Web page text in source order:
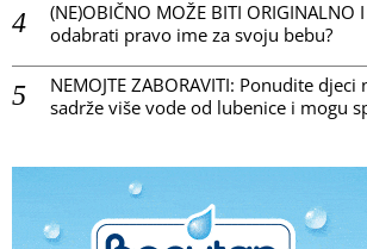
(NE)OBIČNO MOŽE BITI ORIGINALNO
odabrati pravo ime za svoju bebu?
NEMOJTE ZABORAVITI: Ponudite
sadrže više vode od lubenice i mogu